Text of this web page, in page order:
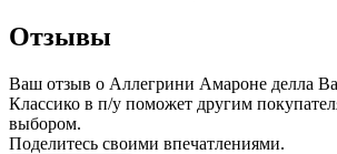
Отзывы
Ваш отзыв о Аллегрини Амароне делла
Классико в п/у поможет другим
выбором.
Поделитесь своими впечатлениями.